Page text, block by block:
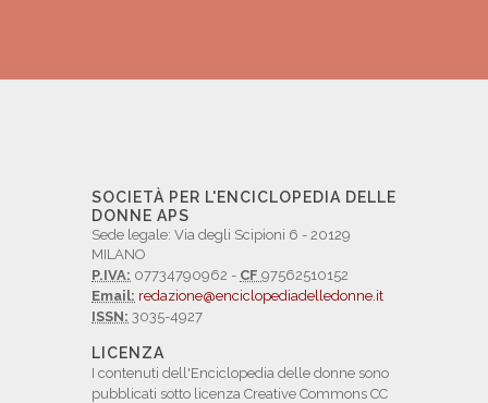
SOCIETÀ PER L'ENCICLOPEDIA DELLE
DONNE APS
Sede legale: Via degli Scipioni 6 - 20129
MILANO
P.IVA: 07734790962 - CF 97562510152
Email: redazione@enciclopediadelledonne.it
ISSN: 3035-4927
LICENZA
I contenuti dell'Enciclopedia delle donne sono
pubblicati sotto licenza Creative Commons CC